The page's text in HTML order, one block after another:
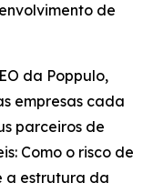
de
da Poppulo,
empresas cada
parceiros de
Como o risco de
a estrutura da